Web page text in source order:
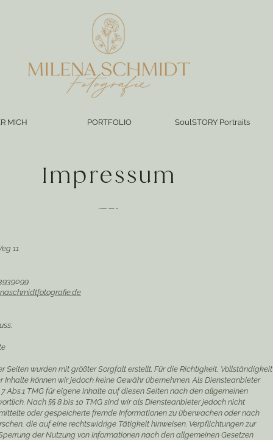
MICH PORTFOLIO SoulSTORY Portraits
Impressum
gemäß § 5 TMG
11
Seiten wurden mit größter Sorgfalt erstellt. Für die Richtigkeit, Vollständigkeit
Inhalte können wir jedoch keine Gewähr übernehmen. Als Diensteanbieter
Abs.1 TMG für eigene Inhalte auf diesen Seiten nach den allgemeinen
Nach §§ 8 bis 10 TMG sind wir als Diensteanbieter jedoch nicht
oder gespeicherte fremde Informationen zu überwachen oder nach
die auf eine rechtswidrige Tätigkeit hinweisen. Verpflichtungen zur
der Nutzung von Informationen nach den allgemeinen Gesetzen